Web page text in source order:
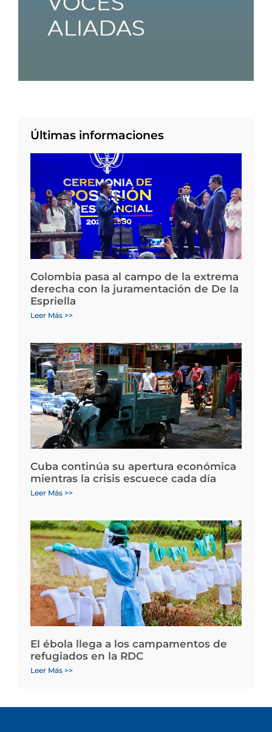
Últimas informaciones
Colombia pasa al campo de la extrema
derecha con la juramentación de De la
Espriella
Leer Más >>
Cuba continúa su apertura económica
mientras la crisis escuece cada día
Leer Más >>
El ébola llega a los campamentos de
refugiados en la RDC
Leer Más >>